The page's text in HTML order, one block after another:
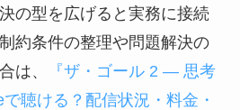
の型を広げると実務に接続
約条件の整理や問題解決の
は、
『ザ・ゴール 2 ― 思考
聴ける？配信状況・料金・